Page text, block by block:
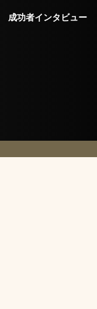
成功者インタビュー